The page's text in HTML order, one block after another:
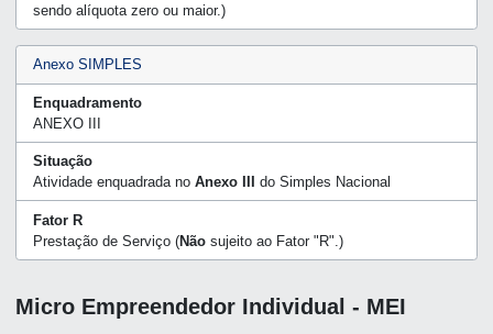
sendo alíquota zero ou maior.)
Anexo SIMPLES
Enquadramento
ANEXO III
Situação
Atividade enquadrada no Anexo III do Simples Nacional
Fator R
Prestação de Serviço (Nãosujeito ao Fator "R".)
Micro Empreendedor Individual - MEI